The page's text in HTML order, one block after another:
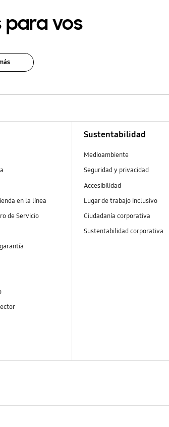
para vos
en la línea
de Servicio
Sustentabilidad
Medioambiente
Seguridad y privacidad
Accesibilidad
Lugar de trabajo inclusivo
Ciudadanía corporativa
Sustentabilidad corporativa